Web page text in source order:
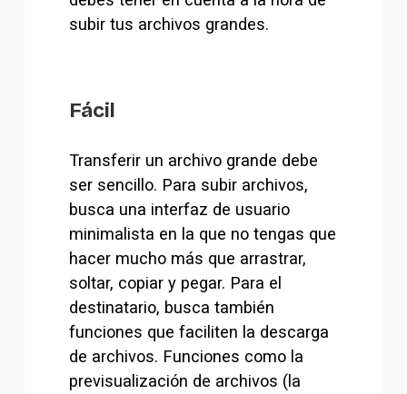
subir tus archivos grandes.
Fácil
Transferir un archivo grande debe
ser sencillo. Para subir archivos,
busca una interfaz de usuario
minimalista en la que no tengas que
hacer mucho más que arrastrar,
soltar, copiar y pegar. Para el
destinatario, busca también
funciones que faciliten la descarga
de archivos. Funciones como la
previsualización de archivos (la